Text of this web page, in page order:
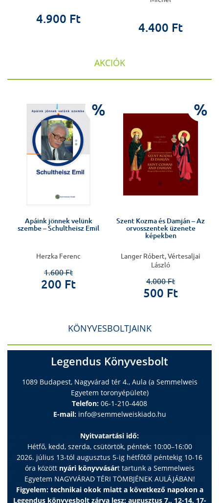
4.900 Ft
4.400 Ft
AKCIÓK
%
Apáink jönnek velünk
szembe – Schultheisz Emil
Herzka Ferenc
1.600 Ft
200 Ft
%
Szent Kozma és Damján – Az
orvosszentek üzenete
képekben
Langer Róbert, Vértesaljai
László
4.000 Ft
500 Ft
KÖNYVESBOLTJAINK
Legendus Könyvesbolt
1089 Budapest, Nagyvárad tér 4., Aula (a Semmelweis
Egyetem toronyépülete)
Telefon: 06-1-210-4408
E-mail: info@semmelweiskiado.hu
Nyitvatartási idő:
Hétfő, kedd, szerda, csütörtök, péntek: 10:00–16:00
2026. július 13-tól augusztus 5-ig hétfőtől péntekig 10-16
óra között nyári könyvvásárt tartunk a Semmelweis
Egyetem NAGYVÁRAD TÉRI TÖMBJÉNEK AULÁJÁBAN!
Figyelem: technikai okok miatt a következő napokon a
Legendus könyvesbolt zárva lesz: augusztus 7., 12-14, 17-